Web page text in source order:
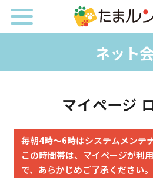
ネット
マイページ
毎朝4時～6時はシステムメンテ
この時間帯は、マイページが利
で、あらかじめご了承ください。